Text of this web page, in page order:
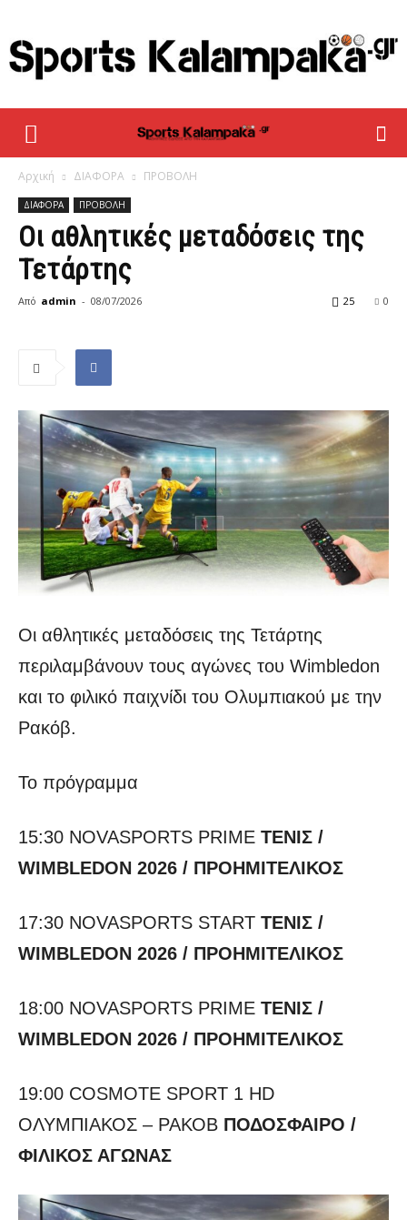
sportskalampaka
Αρχική ΔΙΑΦΟΡΑ ΠΡΟΒΟΛΗ
ΔΙΑΦΟΡΑ ΠΡΟΒΟΛΗ
Οι αθλητικές μεταδόσεις της
Τετάρτης
Από admin - 08/07/2026 0
25
Οι αθλητικές μεταδόσεις της Τετάρτης
περιλαμβάνουν τους αγώνες του Wimbledon
και το φιλικό παιχνίδι του Ολυμπιακού με την
Ρακόβ.
Το πρόγραμμα
15:30 NOVASPORTS PRIME ΤΕΝΙΣ /
WIMBLEDON 2026 / ΠΡΟΗΜΙΤΕΛΙΚΟΣ
17:30 NOVASPORTS START ΤΕΝΙΣ /
WIMBLEDON 2026 / ΠΡΟΗΜΙΤΕΛΙΚΟΣ
18:00 NOVASPORTS PRIME ΤΕΝΙΣ /
WIMBLEDON 2026 / ΠΡΟΗΜΙΤΕΛΙΚΟΣ
19:00 COSMOTE SPORT 1 HD
ΟΛΥΜΠΙΑΚΟΣ – ΡΑΚΟΒ ΠΟΔΟΣΦΑΙΡΟ /
ΦΙΛΙΚΟΣ ΑΓΩΝΑΣ